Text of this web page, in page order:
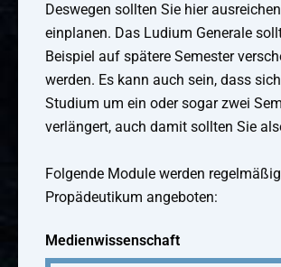
Deswegen sollten Sie hier
einplanen. Das Ludium Generale
Beispiel auf spätere Semester
werden. Es kann auch sein, dass
Studium um ein oder sogar zwei
verlängert, auch damit sollten Sie
Folgende Module werden
Propädeutikum angeboten:
Medienwissenschaft